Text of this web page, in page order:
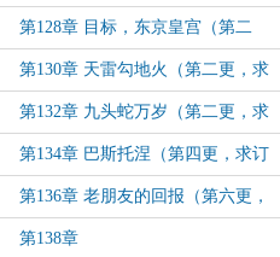
求追读）
第128章 目标，东京皇宫（第二
更，求追读）
第130章 天雷勾地火（第二更，求
追读）
第132章 九头蛇万岁（第二更，求
订阅）
第134章 巴斯托涅（第四更，求订
阅）
第136章 老朋友的回报（第六更，
求首订）
第138章